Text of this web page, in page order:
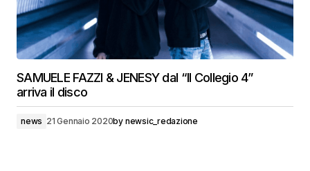
SAMUELE FAZZI & JENESY dal “Il Collegio 4”
arriva il disco
news 21 Gennaio 2020by newsic_redazione